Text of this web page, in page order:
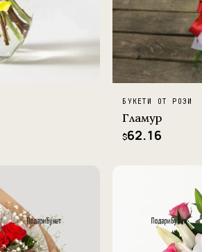
БУКЕТИ ОТ РОЗИ
Гламур
$62.16